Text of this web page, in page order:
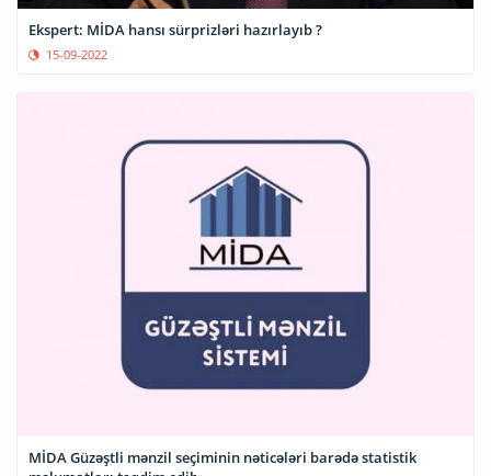
Ekspert: MİDA hansı sürprizləri hazırlayıb ?
15-09-2022
MİDA Güzəştli mənzil seçiminin nəticələri barədə statistik